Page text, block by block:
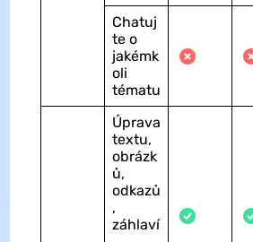
Chatuj
te o
jakémk
oli
tématu
Úprava
textu,
obrázk
ů,
odkazů
,
záhlaví